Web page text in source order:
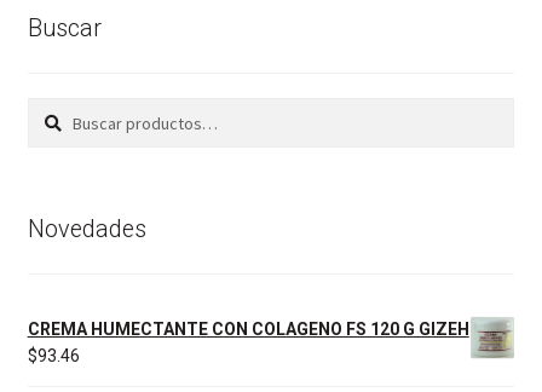
Buscar
Buscar
Buscar
Novedades
CREMA HUMECTANTE CON COLAGENO FS 120 G GIZEH
$93.46